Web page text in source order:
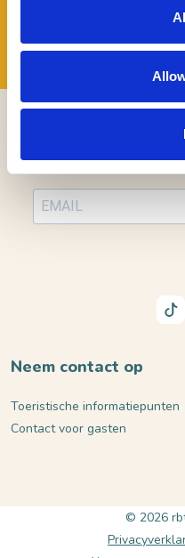
MELD JE AAN
Neem contact op
Toeristische informatiepunten
Contact voor gasten
© 2026